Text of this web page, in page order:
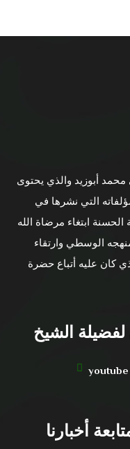
أبوزيد والذي يحتوى
التي نشرها في
ابتغاء مرضاة الله
الوسطي وارتقاء
كان عليه أتباع حضرة
الشيخ
youtube
أخبارنا